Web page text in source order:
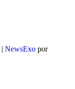
| NewsExo por